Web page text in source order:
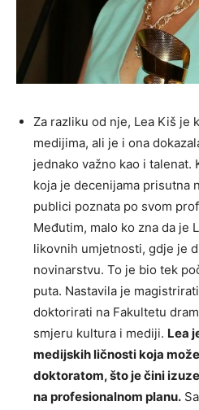
Za razliku od nje, Lea Kiš je
medijima, ali je i ona
jednako važno kao i
koja je decenijama prisutna
publici poznata po svom
Međutim, malo ko zna da je
likovnih umjetnosti, gdje je
novinarstvu. To je bio tek
puta. Nastavila je
doktorirati na Fakultetu
smjeru kultura i mediji. Lea
medijskih ličnosti koja
doktoratom, što je čini
na profesionalnom planu.